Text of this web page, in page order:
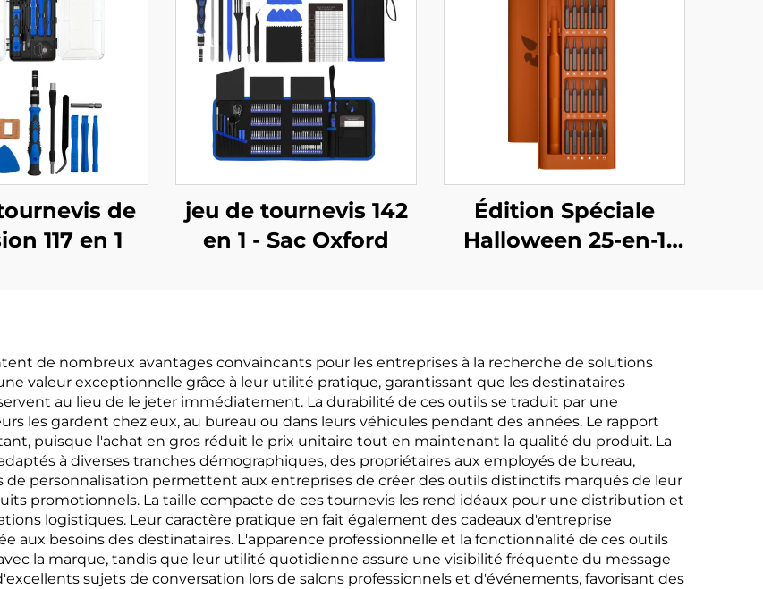
de
117 en 1
jeu de tournevis 142
en 1 - Sac Oxford
Édition Spéciale
Halloween 25-en-1
de nombreux avantages convaincants pour les entreprises à la recherche de solutions
valeur exceptionnelle grâce à leur utilité pratique, garantissant que les destinataires
au lieu de le jeter immédiatement. La durabilité de ces outils se traduit par une
les gardent chez eux, au bureau ou dans leurs véhicules pendant des années. Le rapport
puisque l'achat en gros réduit le prix unitaire tout en maintenant la qualité du produit. La
à diverses tranches démographiques, des propriétaires aux employés de bureau,
personnalisation permettent aux entreprises de créer des outils distinctifs marqués de leur
promotionnels. La taille compacte de ces tournevis les rend idéaux pour une distribution et
logistiques. Leur caractère pratique en fait également des cadeaux d'entreprise
aux besoins des destinataires. L'apparence professionnelle et la fonctionnalité de ces outils
la marque, tandis que leur utilité quotidienne assure une visibilité fréquente du message
sujets de conversation lors de salons professionnels et d'événements, favorisant des